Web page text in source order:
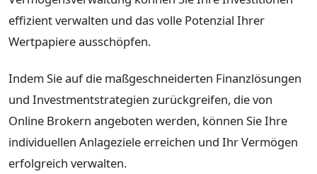
effizient verwalten und das volle Potenzial Ihrer
Wertpapiere ausschöpfen.
Indem Sie auf die maßgeschneiderten Finanzlösungen
und Investmentstrategien zurückgreifen, die von
Online Brokern angeboten werden, können Sie Ihre
individuellen Anlageziele erreichen und Ihr Vermögen
erfolgreich verwalten.